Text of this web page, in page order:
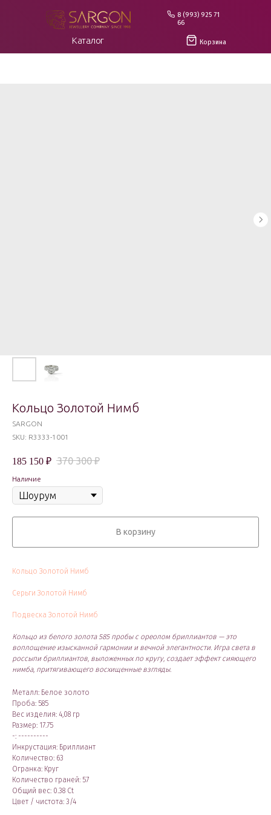
8 (993) 925 71
66
Корзина
Каталог
Кольцо Золотой Нимб
SARGON
SKU: R3333-1001
185 150 ₽ 370 300 ₽
Наличие
В корзину
Кольцо Золотой Нимб
Серьги Золотой Нимб
Подвеска Золотой Нимб
Кольцо из белого золота 585 пробы с ореолом бриллиантов — это
воплощение изысканной гармонии и вечной элегантности. Игра света в
россыпи бриллиантов, выложенных по кругу, создает эффект сияющего
нимба, притягивающего восхищенные взгляды.
Металл: Белое золото
Проба: 585
Вес изделия: 4,08 гр
Размер: 17.75
-: ----------
Инкрустация: Бриллиант
Количество: 63
Огранка: Круг
Количество граней: 57
Общий вес: 0.38 Ct
Цвет / чистота: 3/4